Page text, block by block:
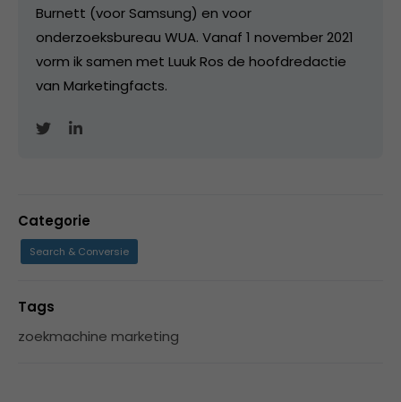
Burnett (voor Samsung) en voor
onderzoeksbureau WUA. Vanaf 1 november 2021
vorm ik samen met Luuk Ros de hoofdredactie
van Marketingfacts.
Categorie
Search & Conversie
Tags
zoekmachine marketing